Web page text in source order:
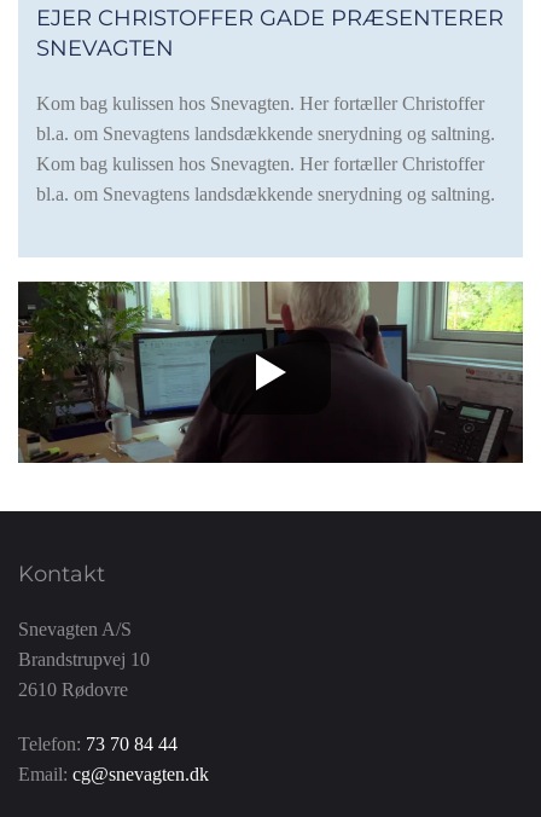
EJER CHRISTOFFER GADE PRÆSENTERER
SNEVAGTEN
Kom bag kulissen hos Snevagten. Her fortæller Christoffer
bl.a. om Snevagtens landsdækkende snerydning og saltning.
Kom bag kulissen hos Snevagten. Her fortæller Christoffer
bl.a. om Snevagtens landsdækkende snerydning og saltning.
Kontakt
Snevagten A/S
Brandstrupvej 10
2610 Rødovre
Telefon: 73 70 84 44
Email: cg@snevagten.dk